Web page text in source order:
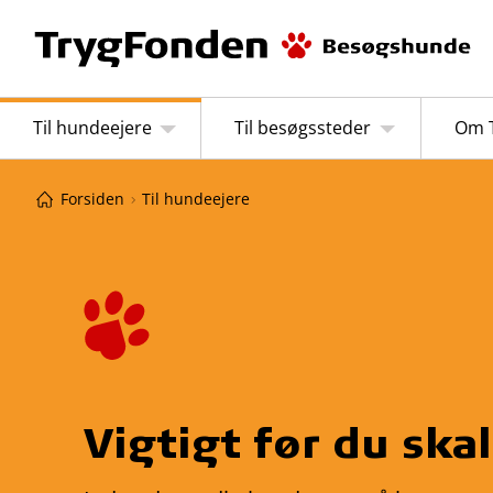
Til hundeejere Til besøgssteder Om
Forsiden Til hundeejere
Vigtigt før du